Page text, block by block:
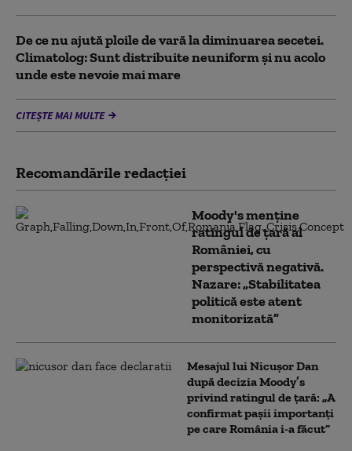
De ce nu ajută ploile de vară la diminuarea secetei.
Climatolog: Sunt distribuite neuniform și nu acolo
unde este nevoie mai mare
CITEȘTE MAI MULTE
Recomandările redacţiei
Moody's menține
ratingul de țară al
României, cu
perspectivă negativă.
Nazare: „Stabilitatea
politică este atent
monitorizată”
Mesajul lui Nicușor Dan
după decizia Moody’s
privind ratingul de țară: „A
confirmat pașii importanți
pe care România i-a făcut”